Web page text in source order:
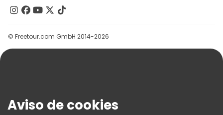
Contacto
Grupos
Ayuda
Términos E Información Legal
© Freetour.com GmbH 2014-2026
Aviso de cookies